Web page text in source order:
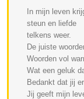
In mijn leven
steun en liefde
telkens weer.
De juiste
Woorden vol
Wat een geluk
Bedankt dat jij
Jij geeft mijn